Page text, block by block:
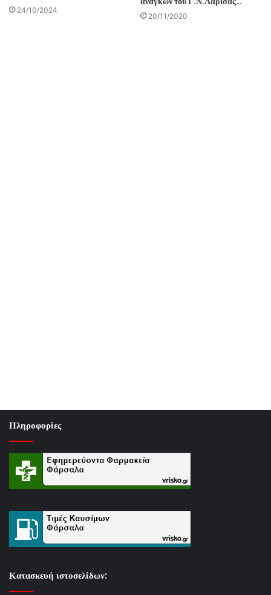
24/10/2024
20/11/2020
Πληροφορίες
Κατασκευή ιστοσελίδων: